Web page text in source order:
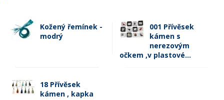
Kožený řemínek -
modrý
001 Přívěsek
kámen s
nerezovým
očkem ,v plastové...
18 Přívěsek
kámen , kapka